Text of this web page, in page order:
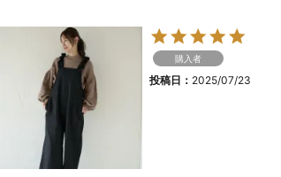
購入者
投稿日 2025/07/23